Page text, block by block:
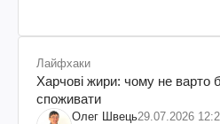
Лайфхаки
Харчові жири: чому не варто
споживати
Олег Швець29.07.2026